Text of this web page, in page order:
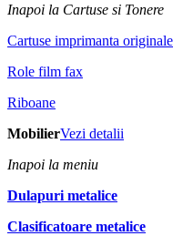
Inapoi la Cartuse si Tonere
Cartuse imprimanta originale
Role film fax
Riboane
MobilierVezi detalii
Inapoi la meniu
Dulapuri metalice
Clasificatoare metalice